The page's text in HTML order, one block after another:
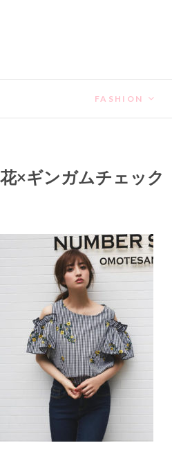
FASHION
花×ギンガムチェッ